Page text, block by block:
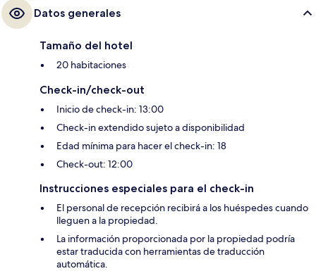
Datos generales
Tamaño del hotel
20 habitaciones
Check-in/check-out
Inicio de check-in: 13:00
Check-in extendido sujeto a disponibilidad
Edad mínima para hacer el check-in: 18
Check-out: 12:00
Instrucciones especiales para el check-in
El personal de recepción recibirá a los huéspedes cuando
lleguen a la propiedad.
La información proporcionada por la propiedad podría
estar traducida con herramientas de traducción
automática.